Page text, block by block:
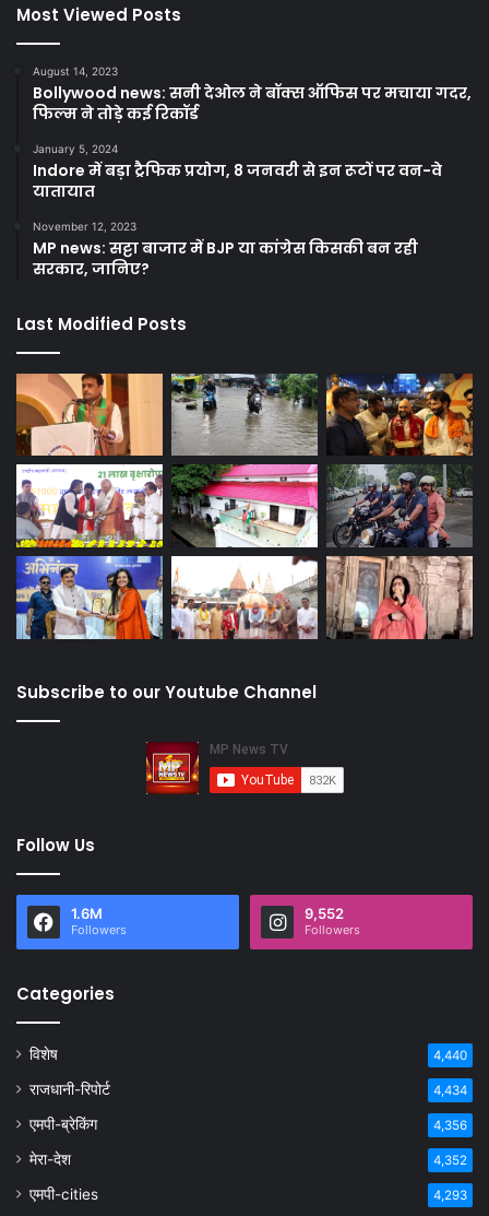
Most Viewed Posts
August 14, 2023
Bollywood news: सनी देओल ने बॉक्स ऑफिस पर मचाया गदर,
फिल्म ने तोड़े कई रिकॉर्ड
January 5, 2024
Indore में बड़ा ट्रैफिक प्रयोग, 8 जनवरी से इन रूटों पर वन-वे
यातायात
November 12, 2023
MP news: सट्टा बाजार में BJP या कांग्रेस किसकी बन रही
सरकार, जानिए?
Last Modified Posts
Subscribe to our Youtube Channel
Follow Us
1.6M
Followers
9,552
Followers
Categories
विशेष 4,440
राजधानी-रिपोर्ट 4,434
एमपी-ब्रेकिंग 4,356
मेरा-देश 4,352
एमपी-cities 4,293